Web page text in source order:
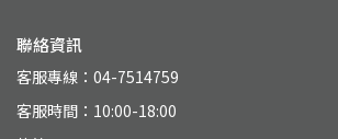
聯絡資訊
客服專線：04-7514759
客服時間：10:00-18:00